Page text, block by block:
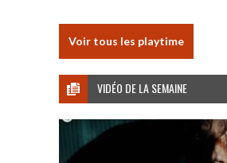
Voir tous les playtime
VIDÉO DE LA SEMAINE